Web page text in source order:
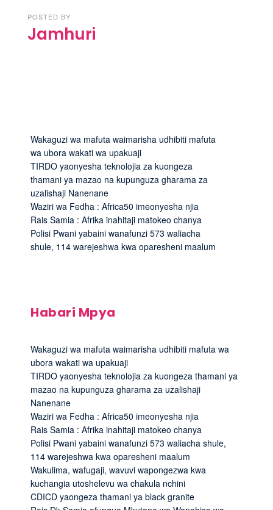
POSTED BY
Jamhuri
Wakaguzi wa mafuta waimarisha udhibiti mafuta
wa ubora wakati wa upakuaji
TIRDO yaonyesha teknolojia za kuongeza
thamani ya mazao na kupunguza gharama za
uzalishaji Nanenane
Waziri wa Fedha : Africa50 imeonyesha njia
Rais Samia : Afrika inahitaji matokeo chanya
Polisi Pwani yabaini wanafunzi 573 waliacha
shule, 114 warejeshwa kwa oparesheni maalum
Habari Mpya
Wakaguzi wa mafuta waimarisha udhibiti mafuta wa
ubora wakati wa upakuaji
TIRDO yaonyesha teknolojia za kuongeza thamani ya
mazao na kupunguza gharama za uzalishaji
Nanenane
Waziri wa Fedha : Africa50 imeonyesha njia
Rais Samia : Afrika inahitaji matokeo chanya
Polisi Pwani yabaini wanafunzi 573 waliacha shule,
114 warejeshwa kwa oparesheni maalum
Wakulima, wafugaji, wavuvi wapongezwa kwa
kuchangia utoshelevu wa chakula nchini
CDICD yaongeza thamani ya black granite